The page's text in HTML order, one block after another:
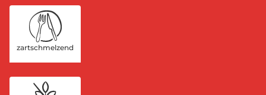
zartschmelzend